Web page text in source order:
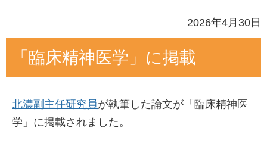
2026年4月30日
「臨床精神医学」に掲載
北濃副主任研究員が執筆した論文が「臨床精神医
学」に掲載されました。